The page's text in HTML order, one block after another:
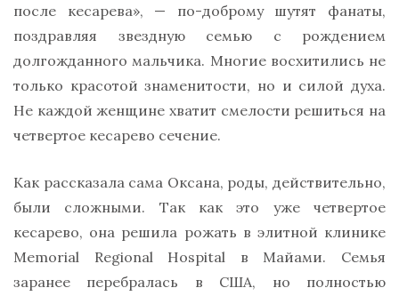
после кесарева», — по-доброму шутят фанаты,
поздравляя звездную семью с рождением
долгожданного мальчика. Многие восхитились не
только красотой знаменитости, но и силой духа.
Не каждой женщине хватит смелости решиться на
четвертое кесарево сечение.
Как рассказала сама Оксана, роды, действительно,
были сложными. Так как это уже четвертое
кесарево, она решила рожать в элитной клинике
Memorial Regional Hospital в Майами. Семья
заранее перебралась в США, но полностью